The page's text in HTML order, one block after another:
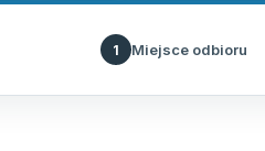
1 Miejsce odbioru